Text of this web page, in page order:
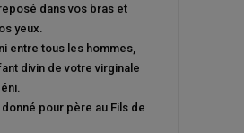
dans vos bras et
yeux.
entre tous les hommes,
divin de votre virginale
pour père au Fils de